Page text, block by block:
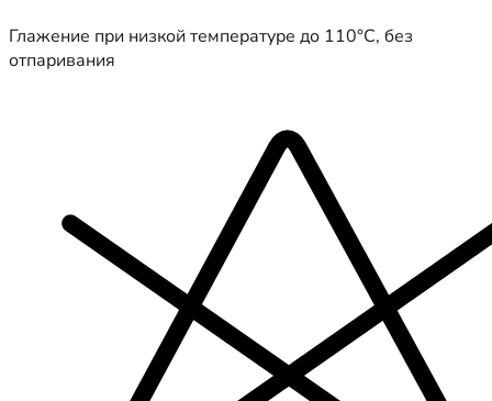
Глажение при низкой температуре до 110°C, без
отпаривания